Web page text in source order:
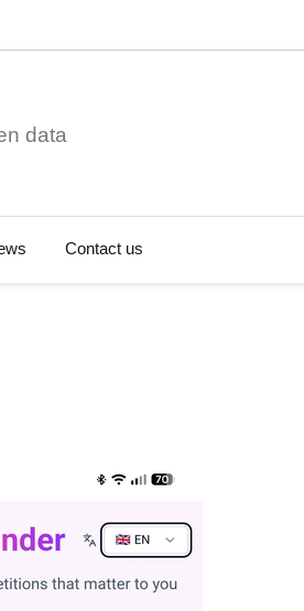
data
Contact us